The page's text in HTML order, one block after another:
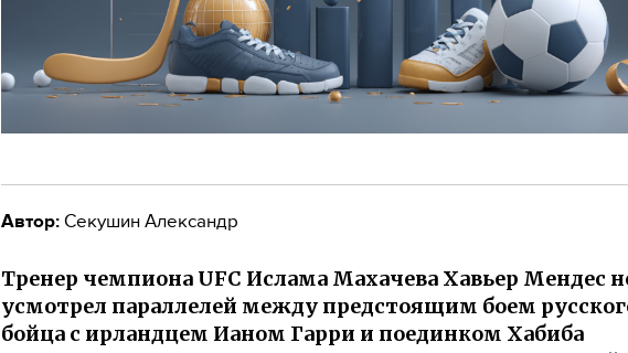
Автор: Секушин Александр
Тренер чемпиона UFC Ислама Махачева Хавьер Мендес
усмотрел параллелей между предстоящим боем
бойца с ирландцем Ианом Гарри и поединком Хабиба